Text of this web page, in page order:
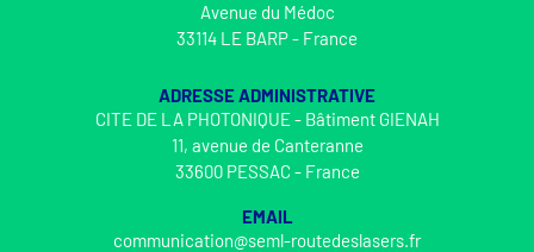
Avenue du Médoc
33114 LE BARP - France
ADRESSE ADMINISTRATIVE
CITE DE LA PHOTONIQUE - Bâtiment GIENAH
11, avenue de Canteranne
33600 PESSAC - France
EMAIL
communication@seml-routedeslasers.fr